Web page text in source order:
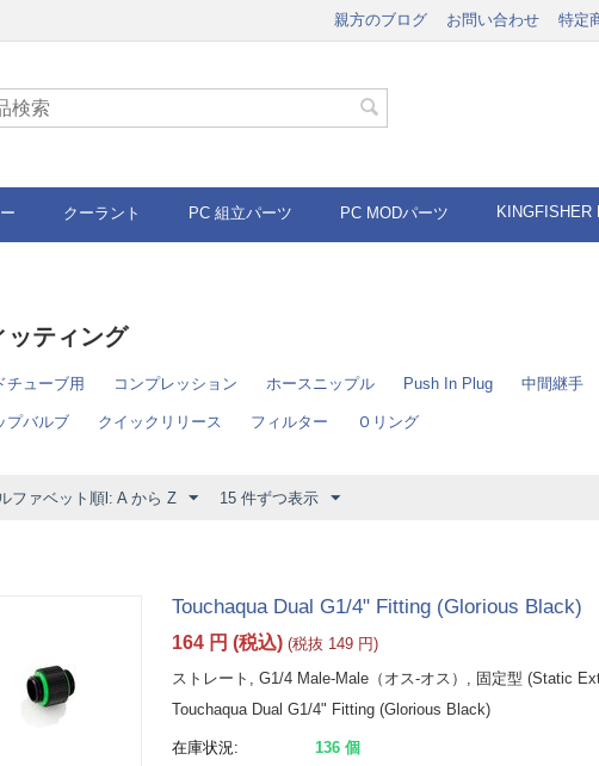
親方のブログ お問い合わせ 特定
クーラント PC 組立パーツ PC MODパーツ KINGFISHER
ッティング
チューブ用 コンプレッション ホースニップル Push In Plug 中間継手
プバルブ クイックリリース フィルター Ｏリング
ファベット順l: A から Z 15 件ずつ表示
Touchaqua Dual G1/4" Fitting (Glorious Black)
164 円 (税込) (税抜 149 円)
ストレート, G1/4 Male-Male（オス-オス）, 固定型 (Static
Touchaqua Dual G1/4" Fitting (Glorious Black)
在庫状況: 136 個